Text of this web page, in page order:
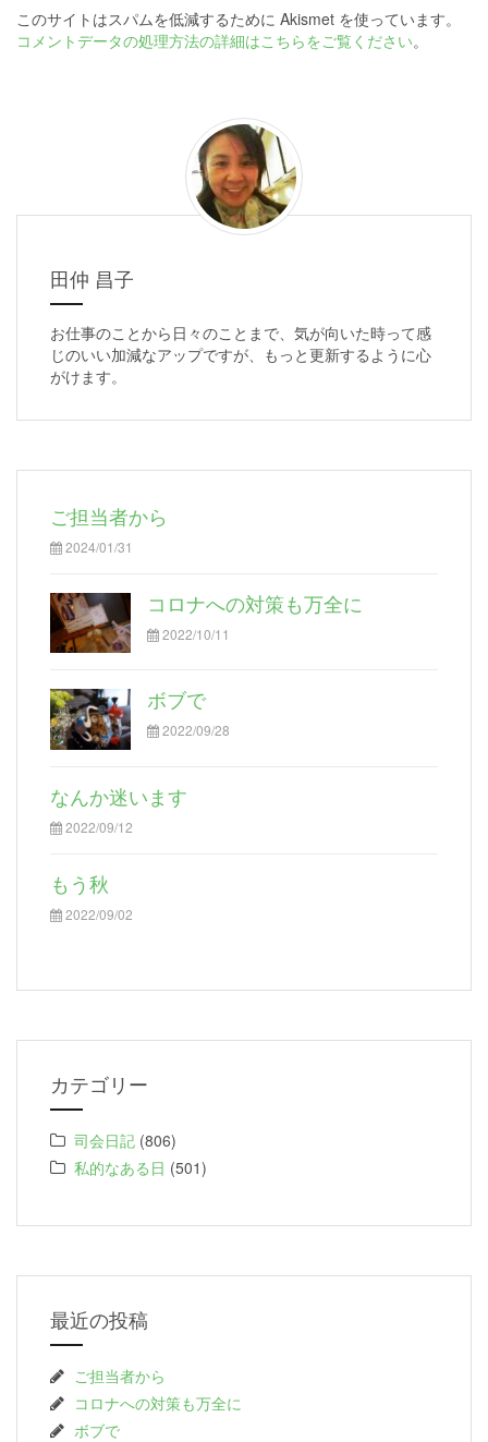
このサイトはスパムを低減するために Akismet を使っています。
コメントデータの処理方法の詳細はこちらをご覧ください。
田仲 昌子
お仕事のことから日々のことまで、気が向いた時って感
じのいい加減なアップですが、もっと更新するように心
がけます。
ご担当者から
2024/01/31
コロナへの対策も万全に
2022/10/11
ボブで
2022/09/28
なんか迷います
2022/09/12
もう秋
2022/09/02
カテゴリー
司会日記 (806)
私的なある日 (501)
最近の投稿
ご担当者から
コロナへの対策も万全に
ボブで